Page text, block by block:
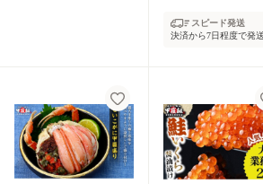
凍 甲羅組 人気 厳
選】
スピード発送
決済から7日程度で発送